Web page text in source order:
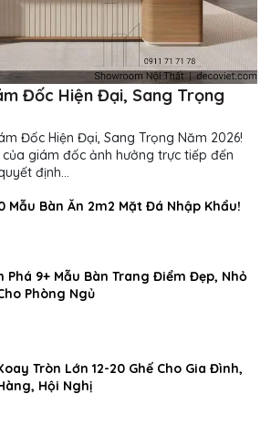
Đốc Hiện Đại, Sang Trọng
Đốc Hiện Đại, Sang Trọng Năm 2026!
giám đốc ảnh hưởng trực tiếp đến
định...
Mẫu Bàn Ăn 2m2 Mặt Đá Nhập Khẩu!
Phá 9+ Mẫu Bàn Trang Điểm Đẹp, Nhỏ
Phòng Ngủ
Tròn Lớn 12-20 Ghế Cho Gia Đình,
Hội Nghị